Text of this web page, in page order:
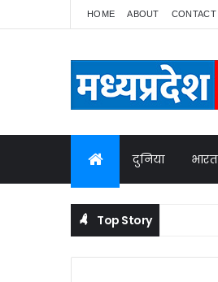
HOME ABOUT CONTACT
दुनिया भारत
Top Story